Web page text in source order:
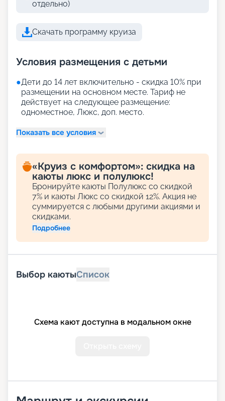
отдельно)
Скачать программу круиза
Условия размещения с детьми
●Дети до 14 лет включительно - скидка 10% при
размещении на основном месте. Тариф не
действует на следующее размещение:
одноместное, Люкс, доп. место.
Показать все условия
«Круиз с комфортом»: скидка на
каюты люкс и полулюкс!
Бронируйте каюты Полулюкс со скидкой
7% и каюты Люкс со скидкой 12%. Акция не
суммируется с любыми другими акциями и
скидками.
Подробнее
Выбор каютыСписок
Схема кают доступна в модальном окне